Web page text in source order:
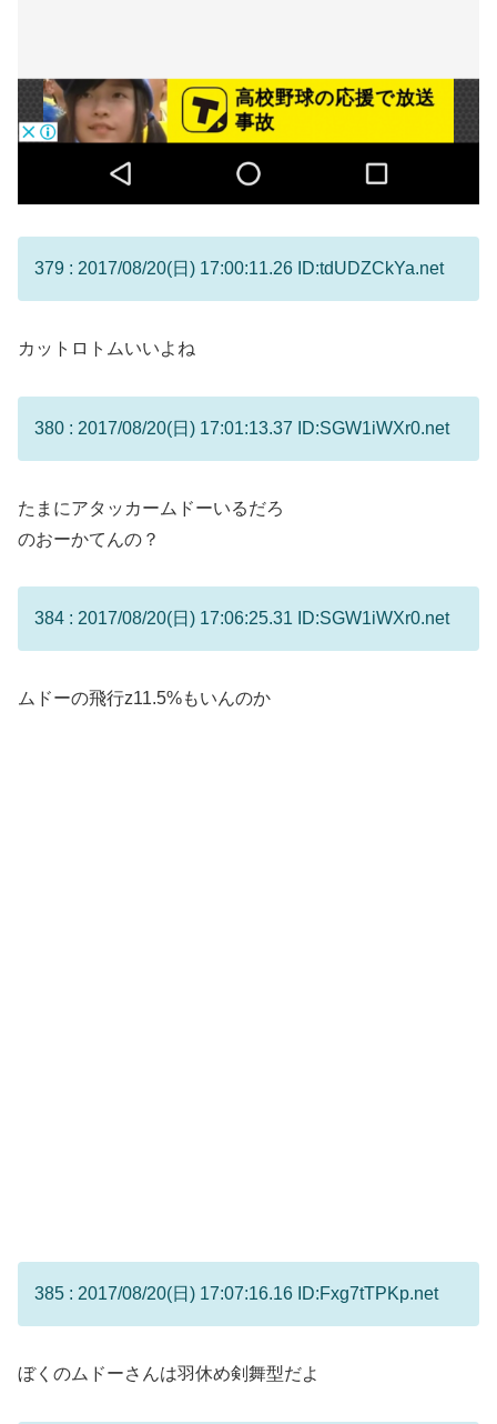
379 : 2017/08/20(日) 17:00:11.26 ID:tdUDZCkYa.net
カットロトムいいよね
380 : 2017/08/20(日) 17:01:13.37 ID:SGW1iWXr0.net
たまにアタッカームドーいるだろ
のおーかてんの？
384 : 2017/08/20(日) 17:06:25.31 ID:SGW1iWXr0.net
ムドーの飛行z11.5%もいんのか
385 : 2017/08/20(日) 17:07:16.16 ID:Fxg7tTPKp.net
ぼくのムドーさんは羽休め剣舞型だよ